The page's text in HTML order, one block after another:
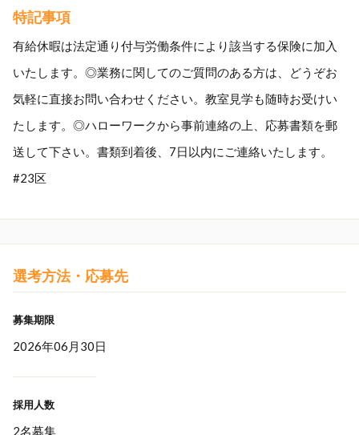
特記事項
有給休暇は法定通り付与労働条件により該当する保険に加入
いたします。◎業務に関してのご質問のある方は、どうぞお
気軽に直接お問い合わせください。教室見学も随時お受けい
たします。◎ハローワークから事前連絡の上、応募書類を郵
送して下さい。書類到着後、7日以内にご連絡いたします。
#23区
選考方法・応募先
募集期限
2026年06月30日
採用人数
2名募集